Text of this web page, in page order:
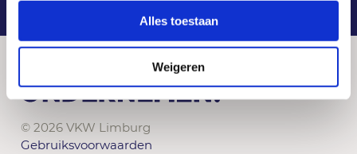
Alles toestaan
Weigeren
© 2026 VKW Limburg
Gebruiksvoorwaarden